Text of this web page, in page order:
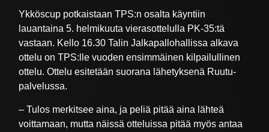
Ykköscup potkaistaan TPS:n osalta käyntiin
lauantaina 5. helmikuuta vierasottelulla PK-35:tä
vastaan. Kello 16.30 Talin Jalkapallohallissa alkava
ottelu on TPS:lle vuoden ensimmäinen kilpailullinen
ottelu. Ottelu esitetään suorana lähetyksenä Ruutu-
palvelussa.
– Tulos merkitsee aina, ja peliä pitää aina lähteä
voittamaan, mutta näissä otteluissa pitää myös antaa